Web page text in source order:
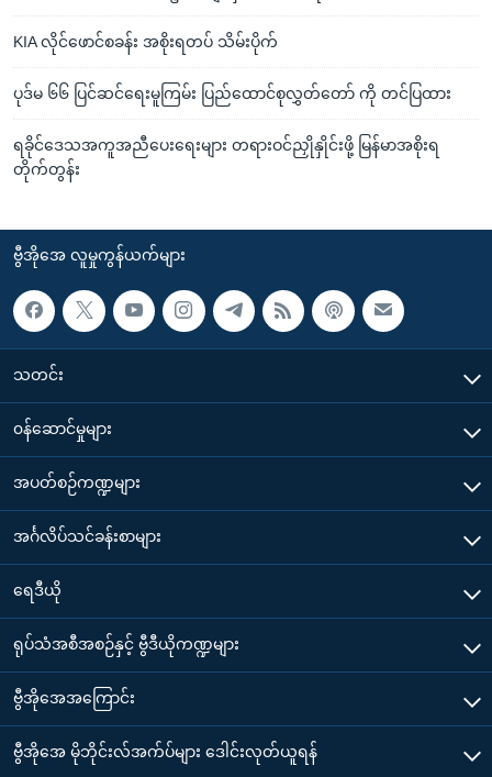
KIA လိုင်ဖောင်စခန်း အစိုးရတပ် သိမ်းပိုက်
ပုဒ်မ ၆၆ ပြင်ဆင်ရေးမူကြမ်း ပြည်ထောင်စုလွှတ်တော် ကို တင်ပြထား
ရခိုင်ဒေသအကူအညီပေးရေးများ တရားဝင်ညှိုနှိုင်းဖို့ မြန်မာအစိုးရ
တိုက်တွန်း
ဗွီအိုအေ လူမှုကွန်ယက်များ
သတင်း
၀န်ဆောင်မှုများ
အပတ်စဉ်ကဏ္ဍများ
အင်္ဂလိပ်သင်ခန်းစာများ
ရေဒီယို
ရုပ်သံအစီအစဉ်နှင့် ဗွီဒီယိုကဏ္ဍများ
ဗွီအိုအေအကြောင်း
ဗွီအိုအေ မိုဘိုင်းလ်အက်ပ်များ ဒေါင်းလုတ်ယူရန်